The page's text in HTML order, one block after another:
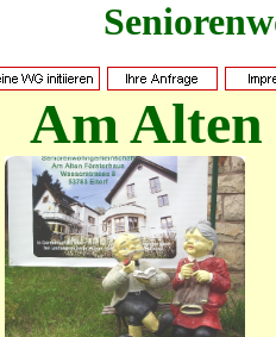
Am Alten